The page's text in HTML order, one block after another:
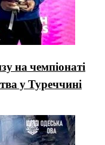
на чемпіонаті
у Туреччині